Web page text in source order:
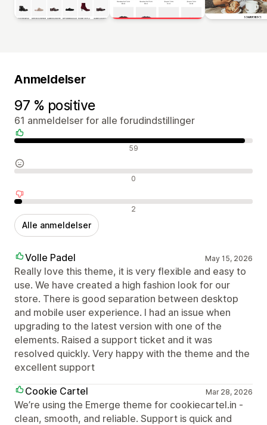
Anmeldelser
97 % positive
61 anmeldelser for alle forudindstillinger
Positive anmeldelser 59
Neutrale anmeldelser 0
Negative anmeldelser 2
Alle anmeldelser
Volle Padel May 15, 2026
Really love this theme, it is very flexible and easy to
use. We have created a high fashion look for our
store. There is good separation between desktop
and mobile user experience. I had an issue when
upgrading to the latest version with one of the
elements. Raised a support ticket and it was
resolved quickly. Very happy with the theme and the
excellent support
Cookie Cartel
Mar 28, 2026
We’re using the Emerge theme for cookiecartel.in -
clean, smooth, and reliable. Support is quick and